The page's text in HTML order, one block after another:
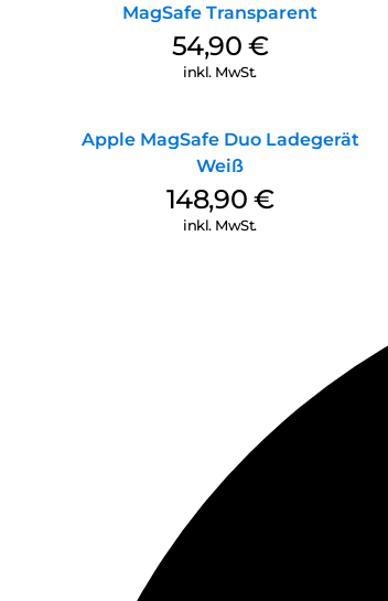
MagSafe Transparent
54,90 €
inkl. MwSt.
Apple MagSafe Duo Ladegerät
Weiß
148,90 €
inkl. MwSt.